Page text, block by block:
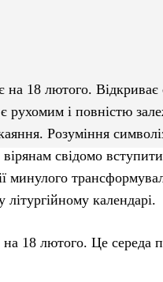
на 18 лютого.
рухомим і повністю
Розуміння
вірянам свідомо
минулого
календарі.
18 лютого. Це середа